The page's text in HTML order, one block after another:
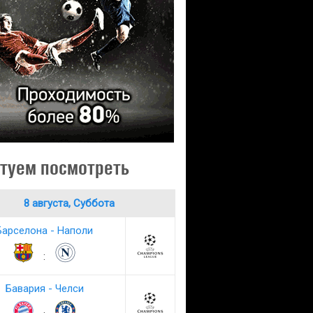
посмотреть
8 августа, Суббота
- Наполи
:
Бавария - Челси